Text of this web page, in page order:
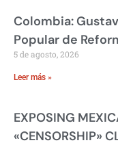
Colombia:
Popular de
5 de agosto, 2026
Leer más »
EXPOSING
«CENSORSHIP»